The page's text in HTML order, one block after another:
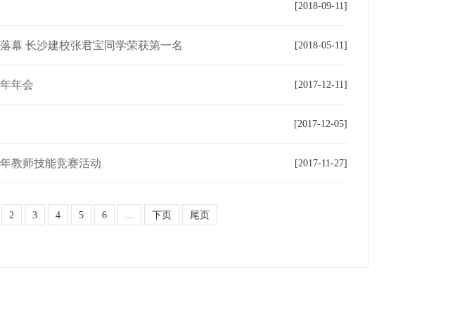
[2018-09-11]
[2018-05-11]
幕 长沙建校张君宝同学荣获第一名
[2017-12-11]
年会
[2017-12-05]
[2017-11-27]
教师技能竞赛活动
2 3 4 5 6 ... 下页 尾页